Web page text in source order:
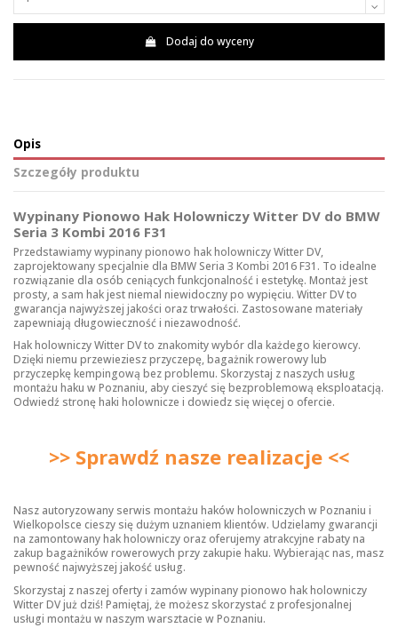
Dodaj do wyceny
Opis
Szczegóły produktu
Wypinany Pionowo Hak Holowniczy Witter DV do BMW
Seria 3 Kombi 2016 F31
Przedstawiamy wypinany pionowo hak holowniczy Witter DV,
zaprojektowany specjalnie dla BMW Seria 3 Kombi 2016 F31. To idealne
rozwiązanie dla osób ceniących funkcjonalność i estetykę. Montaż jest
prosty, a sam hak jest niemal niewidoczny po wypięciu. Witter DV to
gwarancja najwyższej jakości oraz trwałości. Zastosowane materiały
zapewniają długowieczność i niezawodność.
Hak holowniczy Witter DV to znakomity wybór dla każdego kierowcy.
Dzięki niemu przewieziesz przyczepę, bagażnik rowerowy lub
przyczepkę kempingową bez problemu. Skorzystaj z naszych usług
montażu haku w Poznaniu, aby cieszyć się bezproblemową eksploatacją.
Odwiedź stronęhaki holownicze i dowiedz się więcej o ofercie.
>> Sprawdź nasze realizacje <<
Nasz autoryzowany serwis montażu haków holowniczych w Poznaniu i
Wielkopolsce cieszy się dużym uznaniem klientów. Udzielamy gwarancji
na zamontowany hak holowniczy oraz oferujemy atrakcyjne rabaty na
zakup bagażników rowerowych przy zakupie haku. Wybierając nas, masz
pewność najwyższej jakość usług.
Skorzystaj z naszej oferty i zamów wypinany pionowo hak holowniczy
Witter DV już dziś! Pamiętaj, że możesz skorzystać z profesjonalnej
usługi montażu w naszym warsztacie w Poznaniu.